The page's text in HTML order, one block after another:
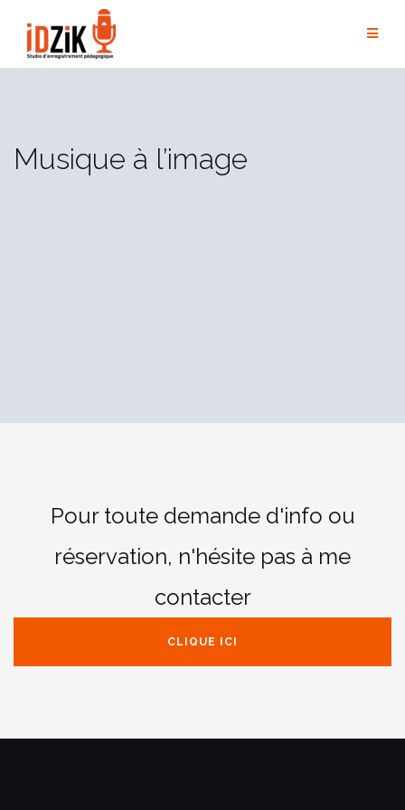
Musique à l’image
Pour toute demande d'info ou
réservation, n'hésite pas à me
contacter
CLIQUE ICI